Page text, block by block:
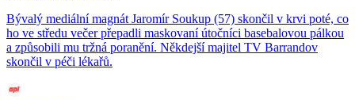
Bývalý mediální magnát Jaromír Soukup (57) skončil v krvi poté, co
ho ve středu večer přepadli maskovaní útočníci basebalovou pálkou
a způsobili mu tržná poranění. Někdejší majitel TV Barrandov
skončil v péči lékařů.